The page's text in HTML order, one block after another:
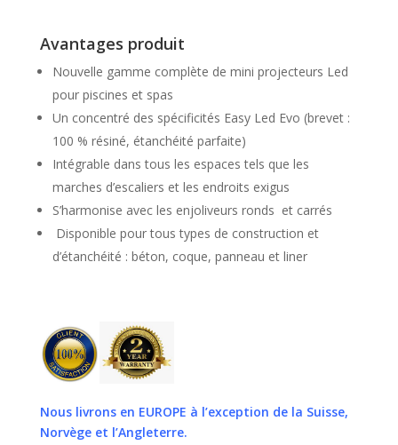
Avantages produit
Nouvelle gamme complète de mini projecteurs Led
pour piscines et spas
Un concentré des spécificités Easy Led Evo (brevet :
100 % résiné, étanchéité parfaite)
Intégrable dans tous les espaces tels que les
marches d’escaliers et les endroits exigus
S’harmonise avec les enjoliveurs ronds et carrés
Disponible pour tous types de construction et
d’étanchéité : béton, coque, panneau et liner
Nous livrons en EUROPE à l’exception de la Suisse,
Norvège et l’Angleterre.